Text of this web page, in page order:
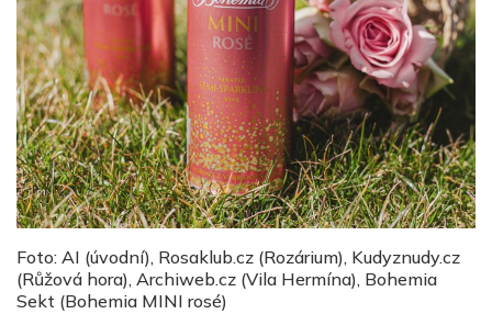
Foto: AI (úvodní), Rosaklub.cz (Rozárium), Kudyznudy.cz
(Růžová hora), Archiweb.cz (Vila Hermína), Bohemia
Sekt (Bohemia MINI rosé)